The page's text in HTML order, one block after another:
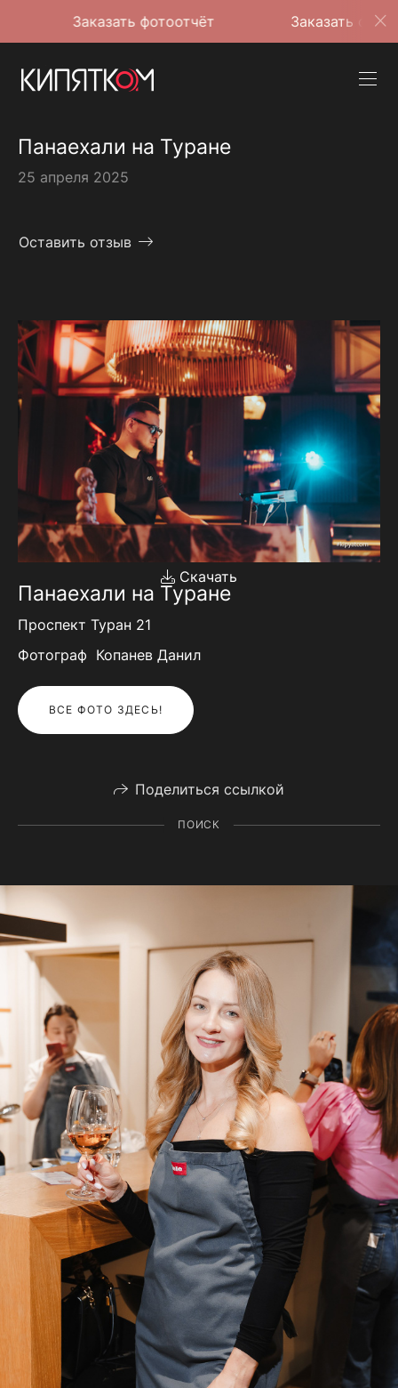
Заказать фотоотчёт Заказать фотоотчёт
Панаехали на Туране
25 апреля 2025
Оставить отзыв
Скачать
Панаехали на Туране
Проспект Туран 21
Фотограф Копанев Данил
ВСЕ ФОТО ЗДЕСЬ!
Поделиться ссылкой
ПОИСК